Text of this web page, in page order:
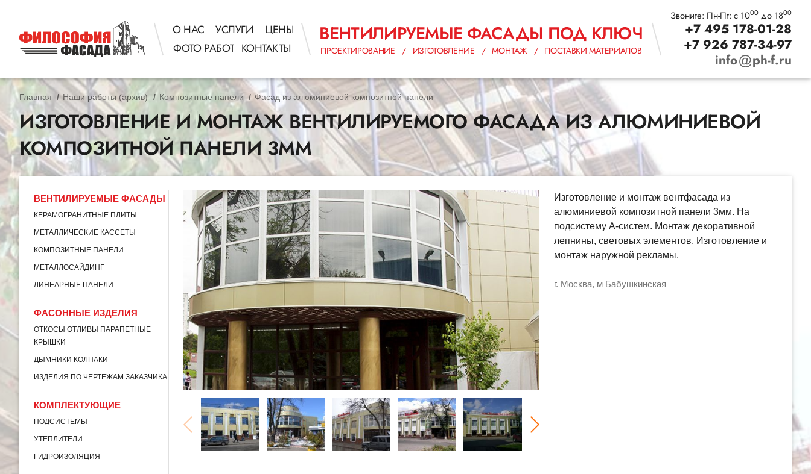
О НАС УСЛУГИ
ЦЕНЫ
ФОТО РАБОТ КОНТАКТЫ
ВЕНТИЛИРУЕМЫЕ ФАСАДЫ ПОД КЛЮЧ
ПРОЕКТИРОВАНИЕ / ИЗГОТОВЛЕНИЕ / МОНТАЖ / ПОСТАВКИ МАТЕРИАЛОВ
Звоните: Пн-Пт: с 1000до 1800
+7 495 178-01-28
+7 926 787-34-97
info
ph-f.ru
Главная Наши работы (архив) Композитные панели Фасад из алюминиевой композитной панели
ИЗГОТОВЛЕНИЕ И МОНТАЖ ВЕНТИЛИРУЕМОГО ФАСАДА ИЗ АЛЮМИНИЕВОЙ
КОМПОЗИТНОЙ ПАНЕЛИ 3ММ
ВЕНТИЛИРУЕМЫЕ ФАСАДЫ
КЕРАМОГРАНИТНЫЕ ПЛИТЫ
МЕТАЛЛИЧЕСКИЕ КАССЕТЫ
КОМПОЗИТНЫЕ ПАНЕЛИ
МЕТАЛЛОСАЙДИНГ
ЛИНЕАРНЫЕ ПАНЕЛИ
ФАСОННЫЕ ИЗДЕЛИЯ
ОТКОСЫ ОТЛИВЫ ПАРАПЕТНЫЕ
КРЫШКИ
ДЫМНИКИ КОЛПАКИ
ИЗДЕЛИЯ ПО ЧЕРТЕЖАМ ЗАКАЗЧИКА
КОМПЛЕКТУЮЩИЕ
ПОДСИСТЕМЫ
УТЕПЛИТЕЛИ
ГИДРОИЗОЛЯЦИЯ
Изготовление и монтаж вентфасада из
алюминиевой композитной панели 3мм. На
подсистему А-систем. Монтаж декоративной
лепнины, световых элементов. Изготовление и
монтаж наружной рекламы.
г. Москва, м Бабушкинская